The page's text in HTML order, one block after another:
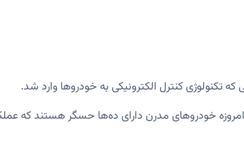
تکنولوژی کنترل الکترونیکی به خودروها وارد شد.
خودروهای مدرن دارای ده‌ها حسگر هستند که